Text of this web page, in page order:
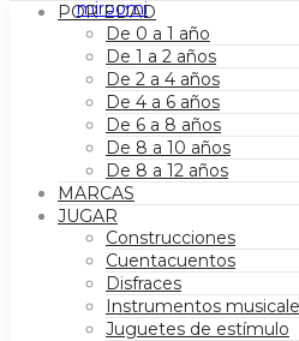
POR EDAD
De 0 a 1 año
De 1 a 2 años
De 2 a 4 años
De 4 a 6 años
De 6 a 8 años
De 8 a 10 años
De 8 a 12 años
MARCAS
JUGAR
Construcciones
Cuentacuentos
Disfraces
Instrumentos
Juguetes de estímulo